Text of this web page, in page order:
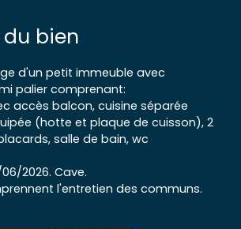
bien
d'un petit immeuble avec
palier comprenant:
accès balcon, cuisine séparée
(hotte et plaque de cuisson), 2
salle de bain, wc
2026. Cave.
l'entretien des communs.